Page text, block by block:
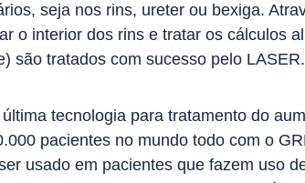
seja nos rins, ureter ou bexiga.
o interior dos rins e tratar os cálculos
são tratados com sucesso pelo LASER.
tecnologia para tratamento do
pacientes no mundo todo com o
usado em pacientes que fazem uso